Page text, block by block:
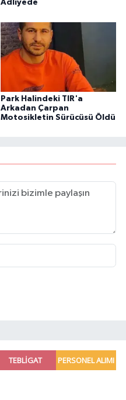
Adliyede
Park Halindeki TIR'a
Arkadan Çarpan
Motosikletin Sürücüsü Öldü